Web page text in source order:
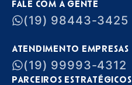
FALE COM A GENTE
(19) 98443-3425
ATENDIMENTO EMPRESAS
(19) 99993-4312
PARCEIROS ESTRATÉGICOS